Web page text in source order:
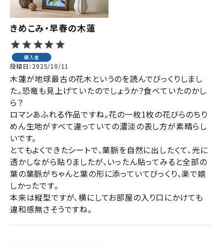
きめこみ・早春の木蓮
購入者
投稿日 2025/10/11
木蓮が地球最古の花木というのを読んでびっくりしまし
た。恐竜も見上げていたのでしょうか？食べていたのかし
ら？
ロマンあふれる作品ですね。花の一枚1枚の花びらのちり
めん生地がすべて違っていての濃淡の表し方が素晴らし
いです。
とてもよくできたシートで、葉脈を自然に出したくて、光に
透かしながら貼りましたが、いったん貼ってみると全部の
葉の葉脈がちゃんと葉の形に添っていてびっくり、楽で嬉
しかったです。
本来は縦型ですが、横にしてお部屋の入り口にかけても
違和感無さそうですね。